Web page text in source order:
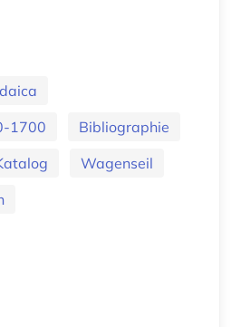
1700
Bibliographie
Wagenseil